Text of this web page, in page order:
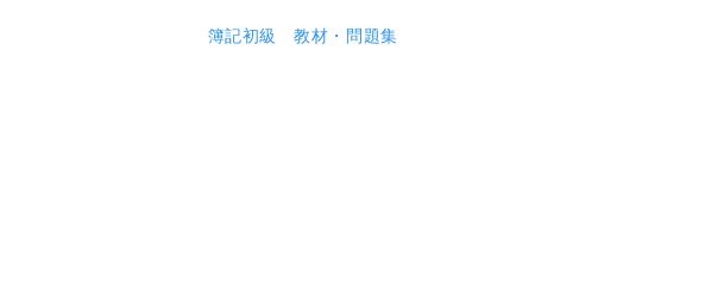
簿記初級 教材・問題集